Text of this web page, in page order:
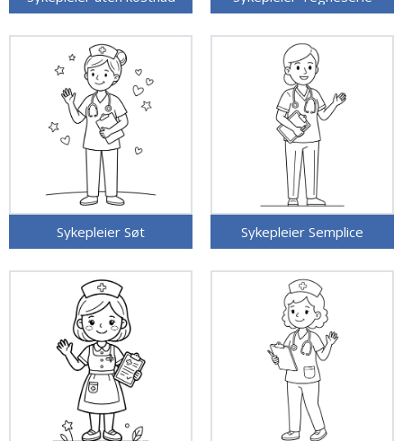
Sykepleier Søt Sykepleier Semplice